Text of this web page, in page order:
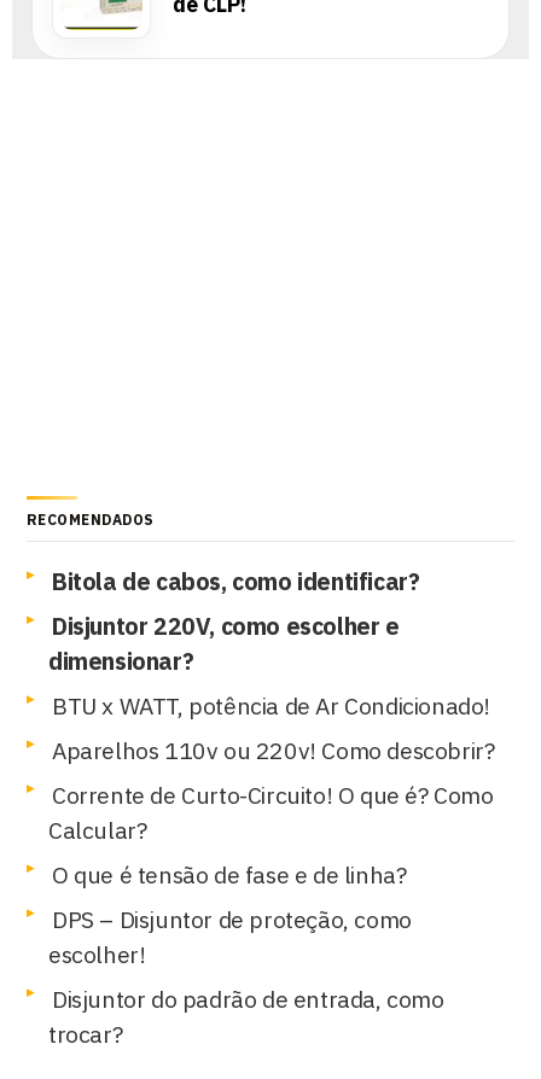
RECOMENDADOS
Bitola de cabos, como identificar?
Disjuntor 220V, como escolher e
dimensionar?
BTU x WATT, potência de Ar Condicionado!
Aparelhos 110v ou 220v! Como descobrir?
Corrente de Curto-Circuito! O que é? Como
Calcular?
O que é tensão de fase e de linha?
DPS – Disjuntor de proteção, como
escolher!
Disjuntor do padrão de entrada, como
trocar?